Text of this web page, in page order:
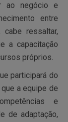
ao negócio e
entre
ressaltar,
a capacitação
próprios.
participará do
a equipe de
e
de adaptação,